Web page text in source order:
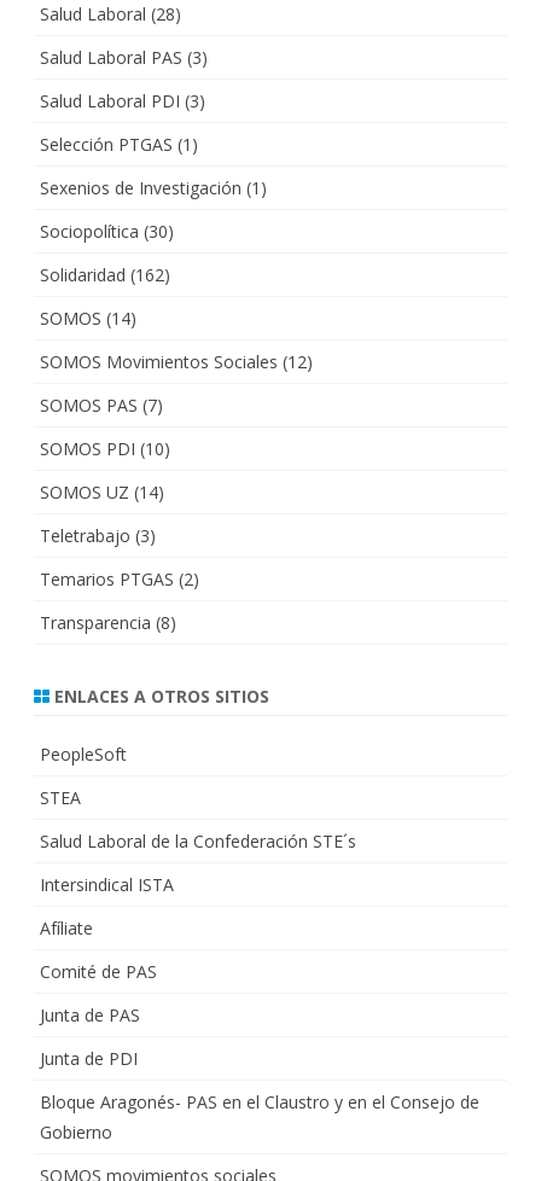
Salud Laboral (28)
Salud Laboral PAS (3)
Salud Laboral PDI (3)
Selección PTGAS (1)
Sexenios de Investigación (1)
Sociopolítica (30)
Solidaridad (162)
SOMOS (14)
SOMOS Movimientos Sociales (12)
SOMOS PAS (7)
SOMOS PDI (10)
SOMOS UZ (14)
Teletrabajo (3)
Temarios PTGAS (2)
Transparencia (8)
ENLACES A OTROS SITIOS
PeopleSoft
STEA
Salud Laboral de la Confederación STE´s
Intersindical ISTA
Afíliate
Comité de PAS
Junta de PAS
Junta de PDI
Bloque Aragonés- PAS en el Claustro y en el Consejo de
Gobierno
SOMOS movimientos sociales